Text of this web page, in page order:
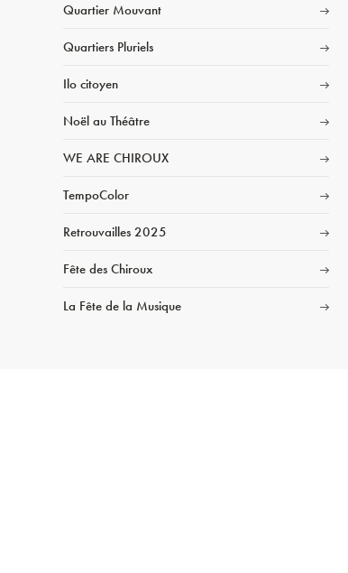
Quartier Mouvant
Quartiers Pluriels
Ilo citoyen
Noël au Théâtre
WE ARE CHIROUX
TempoColor
Retrouvailles 2025
Fête des Chiroux
La Fête de la Musique